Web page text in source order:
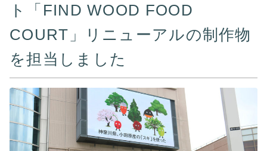
ト「FIND WOOD FOOD
COURT」リニューアルの制作物
を担当しました